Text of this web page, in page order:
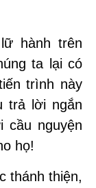
hành trên
ta lại có
trình này
trả lời ngắn
cầu nguyện
họ!
thánh thiện,